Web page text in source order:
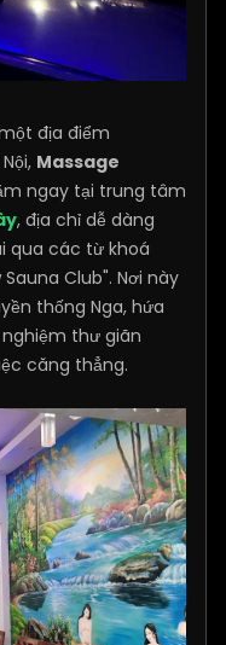
địa điểm
Massage
ngay tại trung tâm
, địa chỉ dễ dàng
qua các từ khoá
Club". Nơi này
thống Nga, hứa
thư giãn
căng thẳng.